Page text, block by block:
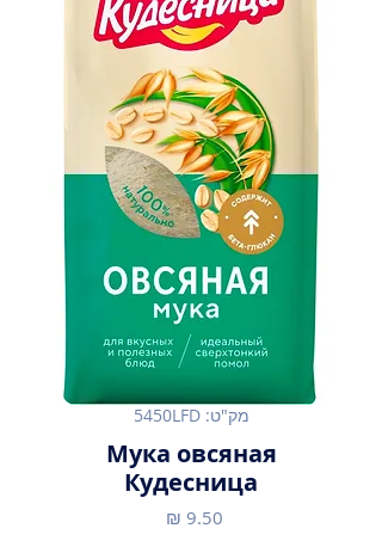
מק"ט: 5450LFD
Мука овсяная
Кудесница